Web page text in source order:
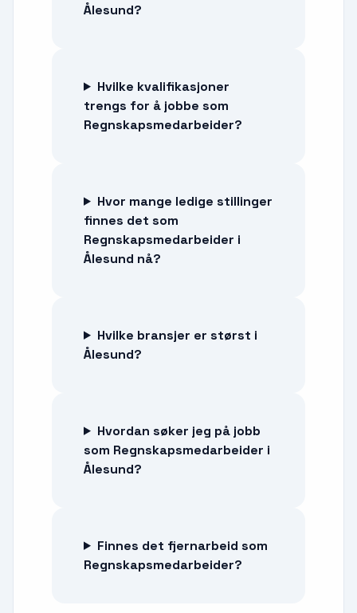
Ålesund?
Hvilke kvalifikasjoner
trengs for å jobbe som
Regnskapsmedarbeider?
Hvor mange ledige stillinger
finnes det som
Regnskapsmedarbeider i
Ålesund nå?
Hvilke bransjer er størst i
Ålesund?
Hvordan søker jeg på jobb
som Regnskapsmedarbeider i
Ålesund?
Finnes det fjernarbeid som
Regnskapsmedarbeider?